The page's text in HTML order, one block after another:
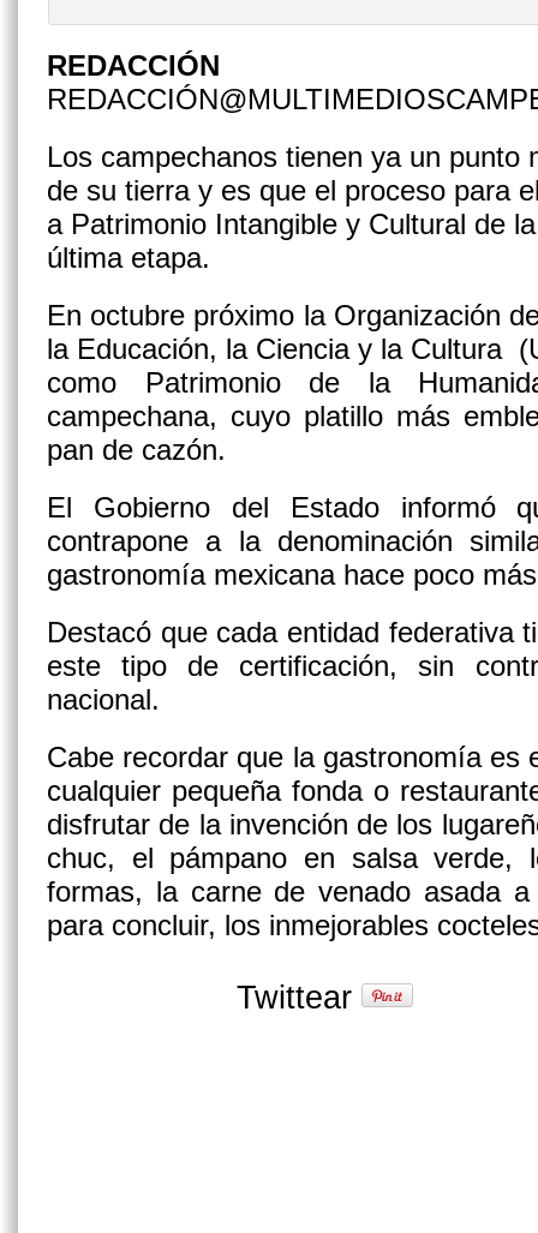
REDACCIÓN
Los campechanos tienen ya un punto
de su tierra y es que el proceso para
a Patrimonio Intangible y Cultural de
última etapa.
En octubre próximo la Organización
la Educación, la Ciencia y la Cultura
como Patrimonio de la
campechana, cuyo platillo más
pan de cazón.
El Gobierno del Estado informó
contrapone a la denominación
gastronomía mexicana hace poco
Destacó que cada entidad federativa
este tipo de certificación, sin
nacional.
Cabe recordar que la gastronomía
cualquier pequeña fonda o
disfrutar de la invención de los
chuc, el pámpano en salsa verde,
formas, la carne de venado asada
para concluir, los inmejorables
Twittear